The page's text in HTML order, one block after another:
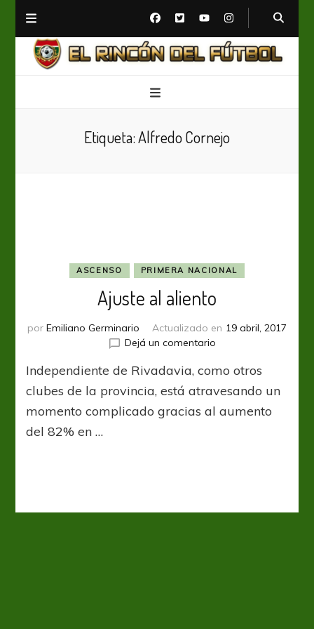
Etiqueta:Alfredo Cornejo
ASCENSO PRIMERA NACIONAL
Ajuste al aliento
por Emiliano Germinario Actualizado en 19 abril, 2017
Dejá un comentarioen
al
aliento
Independiente de Rivadavia, como otros
clubes de la provincia, está atravesando un
momento complicado gracias al aumento
del 82% en …